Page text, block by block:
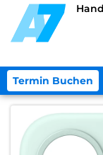
Termin Buchen